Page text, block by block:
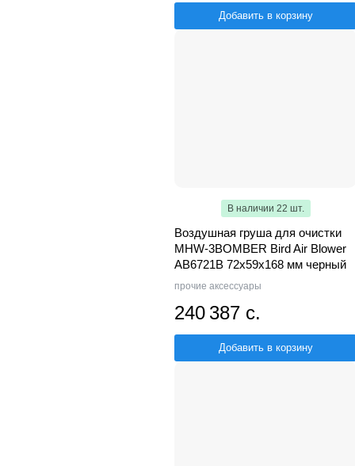
Добавить в корзину
В наличии 22 шт.
Воздушная груша для очистки
MHW-3BOMBER Bird Air Blower
AB6721B 72х59х168 мм черный
прочие аксессуары
240 387 с.
Добавить в корзину